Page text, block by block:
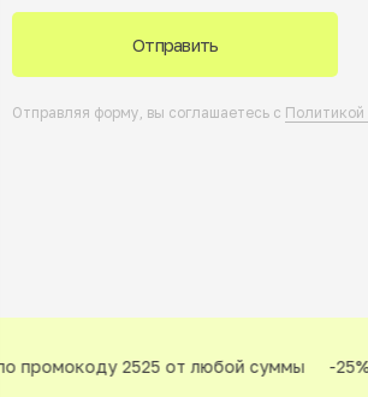
Отправить
Отправляя форму, вы соглашаетесь с Политикой
промокоду 2525 от любой суммы -